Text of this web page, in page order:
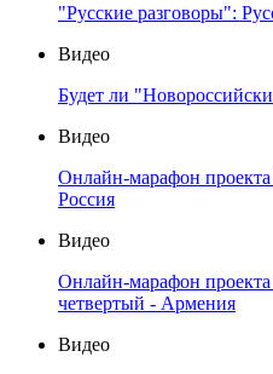
"Русские разговоры":
Видео
Будет ли
Видео
Онлайн-марафон
Россия
Видео
Онлайн-марафон
четвертый - Армения
Видео